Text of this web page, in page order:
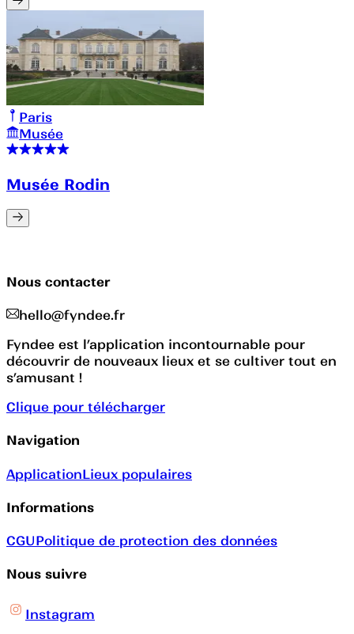
Paris
Musée
Musée Rodin
Nous contacter
hello@fyndee.fr
Fyndee est l’application incontournable pour
découvrir de nouveaux lieux et se cultiver tout en
s’amusant !
Clique pour télécharger
Navigation
ApplicationLieux populaires
Informations
CGUPolitique de protection des données
Nous suivre
Instagram